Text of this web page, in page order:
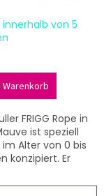
von 5
Warenkorb
FRIGG Rope in
ist speziell
im Alter von 0 bis
konzipiert. Er
aus